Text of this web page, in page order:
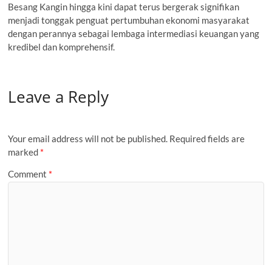
Besang Kangin hingga kini dapat terus bergerak signifikan
menjadi tonggak penguat pertumbuhan ekonomi masyarakat
dengan perannya sebagai lembaga intermediasi keuangan yang
kredibel dan komprehensif.
Leave a Reply
Your email address will not be published. Required fields are
marked *
Comment *